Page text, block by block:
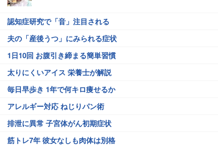
認知症研究で「音」注目される
夫の「産後うつ」にみられる症状
1日10回 お腹引き締まる簡単習慣
太りにくいアイス 栄養士が解説
毎日早歩き 1年で何キロ痩せるか
アレルギー対応 ねじりパン術
排泄に異常 子宮体がん初期症状
筋トレ7年 彼女なしも肉体は別格